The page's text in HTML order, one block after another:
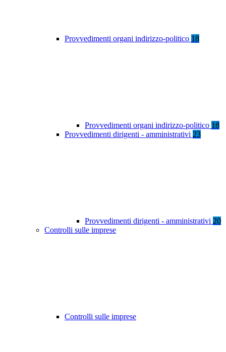
Provvedimenti organi indirizzo-politico 18
Provvedimenti organi indirizzo-politico 18
Provvedimenti dirigenti - amministrativi 23
Provvedimenti dirigenti - amministrativi 20
Controlli sulle imprese
Controlli sulle imprese